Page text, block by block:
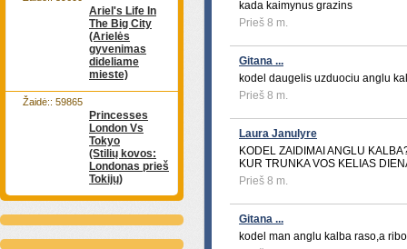
Ariel's Life In
The Big City
(Arielės
gyvenimas
dideliame
mieste)
Princesses
London Vs
Tokyo
(Stilių kovos:
Londonas prieš
Tokijų)
Žaidė:: 59865
kada kaimynus grazins
Prieš 8 m.
Gitana ...
kodel daugelis uzduociu anglu
Prieš 8 m.
Laura Janulyre
KODEL ZAIDIMAI ANGLU
KUR TRUNKA VOS KELIAS
Prieš 8 m.
Gitana ...
kodel man anglu kalba raso,a